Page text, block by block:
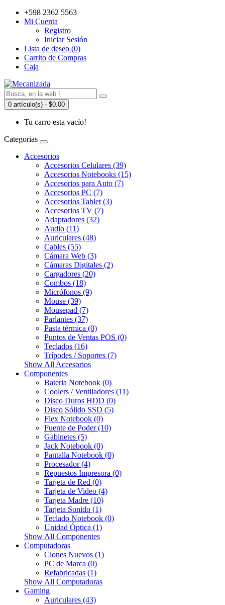
+598 2362 5563
Mi Cuenta
Registro
Iniciar Sesión
Lista de deseo (0)
Carrito de Compras
Caja
0 artículo(s) - $0.00
Tu carro esta vacío!
Categorias
Accesorios
Accesorios Celulares (39)
Accesorios Notebooks (15)
Accesorios para Auto (7)
Accesorios PC (7)
Accesorios Tablet (3)
Accesorios TV (7)
Adaptadores (32)
Audio (11)
Auriculares (48)
Cables (55)
Cámara Web (3)
Cámaras Digitales (2)
Cargadores (20)
Combos (18)
Micrófonos (9)
Mouse (39)
Mousepad (7)
Parlantes (37)
Pasta térmica (0)
Puntos de Ventas POS (0)
Teclados (16)
Trípodes / Soportes (7)
Show All Accesorios
Componentes
Bateria Notebook (0)
Coolers / Ventiladores (11)
Disco Duros HDD (0)
Disco Sólido SSD (5)
Flex Notebook (0)
Fuente de Poder (10)
Gabinetes (5)
Jack Notebook (0)
Pantalla Notebook (0)
Procesador (4)
Repuestos Impresora (0)
Tarjeta de Red (0)
Tarjeta de Video (4)
Tarjeta Madre (10)
Tarjeta Sonido (1)
Teclado Notebook (0)
Unidad Óptica (1)
Show All Componentes
Computadoras
Clones Nuevos (1)
PC de Marca (0)
Refabricadas (1)
Show All Computadoras
Gaming
Auriculares (43)